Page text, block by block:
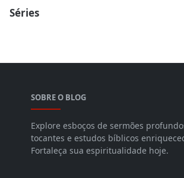
Séries
SOBRE O BLOG
Explore esboços de sermões
tocantes e estudos bíblicos
Fortaleça sua espiritualidade hoje.